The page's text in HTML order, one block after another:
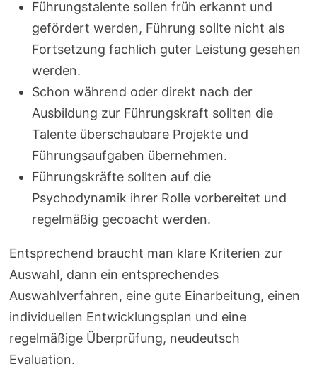
Führungstalente sollen früh erkannt und
gefördert werden, Führung sollte nicht als
Fortsetzung fachlich guter Leistung gesehen
werden.
Schon während oder direkt nach der
Ausbildung zur Führungskraft sollten die
Talente überschaubare Projekte und
Führungsaufgaben übernehmen.
Führungskräfte sollten auf die
Psychodynamik ihrer Rolle vorbereitet und
regelmäßig gecoacht werden.
Entsprechend braucht man klare Kriterien zur
Auswahl, dann ein entsprechendes
Auswahlverfahren, eine gute Einarbeitung, einen
individuellen Entwicklungsplan und eine
regelmäßige Überprüfung, neudeutsch
Evaluation.